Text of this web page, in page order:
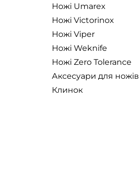
Ножі Umarex
Ножі Victorinox
Ножі Viper
Ножі Weknife
Ножі Zero Tolerance
Аксесуари для ножів
Клинок